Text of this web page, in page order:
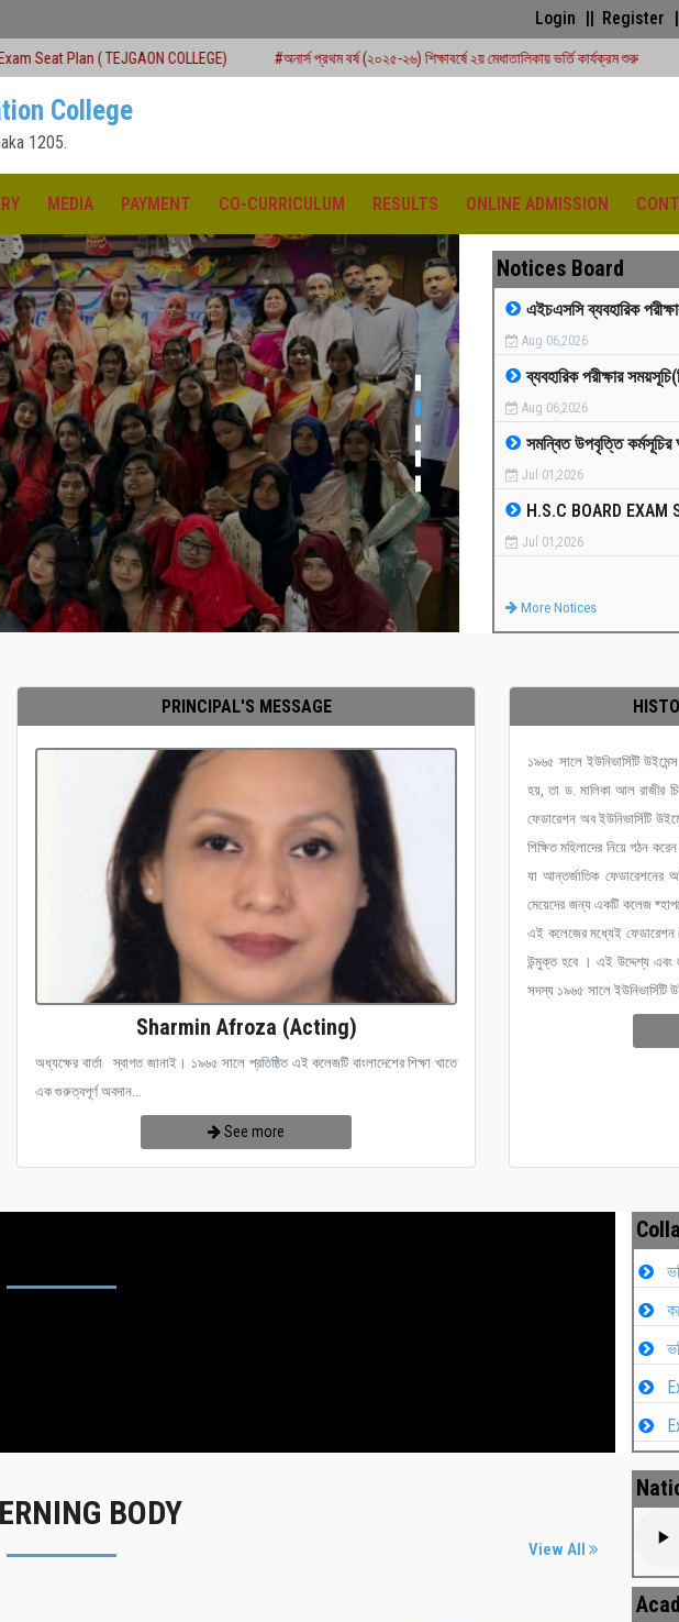
Login Register
COLLEGE) #অনার্স প্রথম বর্ষ (২০২৫-২৬) শিক্ষাবর্ষে ২য় মেধাতালিকায় ভর্তি কার্যক্রম শুরু #একাদশ শ্রেণির বার্ষিক
College
1205.
MEDIA PAYMENT CO-CURRICULUM RESULTS ONLINE ADMISSION
ক্রীড়া প্রতিযোগিতা -২০২৫
Notices Board
এইচএসসি ব্যবহারিক
Aug 06,2026
ব্যবহারিক পরীক্ষার
Aug 06,2026
সমন্বিত উপবৃত্তি কর্মসূচির
Jul 01,2026
H.S.C BOARD EXAM
Jul 01,2026
More Notices
PRINCIPAL'S MESSAGE
Sharmin Afroza (Acting)
অধ্যক্ষের বার্তা স্বাগত জানাই। ১৯৬৫ সালে প্রতিষ্ঠিত এই কলেজটি বাংলাদেশের শিক্ষা খাতে
এক গুরুত্বপূর্ণ অবদান...
See more
১৯৬৫ সালে ইউনিভার্সিটি
হয়, তা ড. মালিকা আল রাজীর
ফেডারেশন অব ইউনিভার্সিটি
শিক্ষিত মহিলাদের নিয়ে গঠন
যা আন্তর্জাতিক
মেয়েদের জন্য একটি কলেজ
এই কলেজের মধ্যেই ফেডারেশন
উন্মুক্ত হবে । এই উদ্দেশ্য এবং
সদস্য ১৯৬৫ সালে ইউনিভার্সিটি
BODY
View All